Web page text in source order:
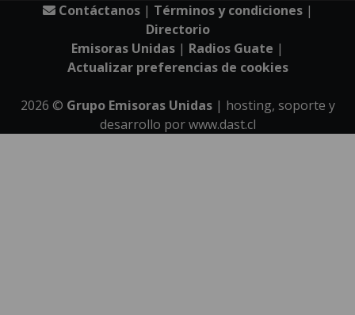
Contáctanos| Términos y condiciones|
Directorio
Emisoras Unidas | Radios Guate |
Actualizar preferencias de cookies
2026 © Grupo Emisoras Unidas| hosting, soporte y
desarrollo porwww.dast.cl